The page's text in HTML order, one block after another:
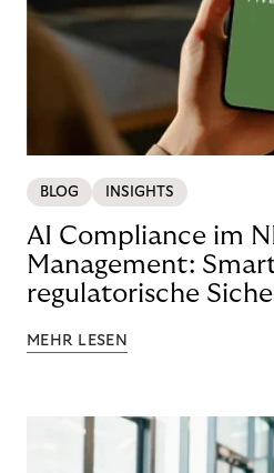
BLOG INSIGHTS
AI Compliance im
Management:
regulatorische
MEHR LESEN